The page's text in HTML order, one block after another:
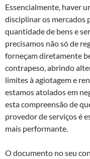
Essencialmente, haver
disciplinar os mercados
quantidade de bens e
precisamos não só de
forneçam diretamente
contrapeso, abrindo
limites à agiotagem e
estamos atolados em
esta compreensão de
provedor de serviços é
mais performante.
O documento no seu